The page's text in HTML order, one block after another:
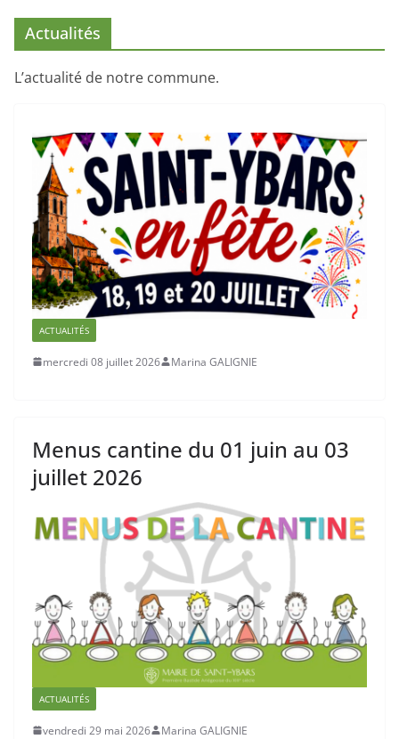
Actualités
L’actualité de notre commune.
ACTUALITÉS
mercredi 08 juillet 2026 Marina GALIGNIE
Menus cantine du 01 juin au 03
juillet 2026
ACTUALITÉS
vendredi 29 mai 2026 Marina GALIGNIE